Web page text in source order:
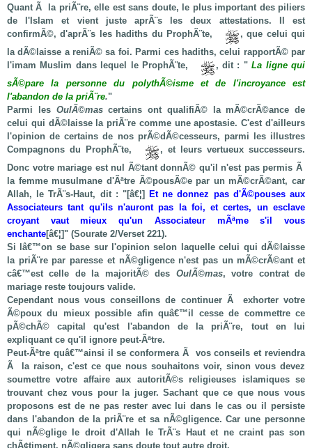
Quant Ã la priÃ¨re, elle est sans doute, le plus important des piliers
de l'Islam et vient juste aprÃ¨s les deux attestations. Il est
confirmÃ©, d'aprÃ¨s les hadiths du ProphÃ¨te,
, que celui qui
la dÃ©laisse a reniÃ© sa foi. Parmi ces hadiths, celui rapportÃ© par
l'imam Muslim dans lequel le ProphÃ¨te,
, dit : "La ligne qui
sÃ©pare la personne du polythÃ©isme et de l'incroyance est
l'abandon de la priÃ¨re."
Parmi les OulÃ©mascertains ont qualifiÃ© la mÃ©crÃ©ance de
celui qui dÃ©laisse la priÃ¨re comme une apostasie. C'est d'ailleurs
l'opinion de certains de nos prÃ©dÃ©cesseurs, parmi les illustres
Compagnons du ProphÃ¨te,
, et leurs vertueux successeurs.
Donc votre mariage est nul Ã©tant donnÃ© qu'il n'est pas permis Ã
la femme musulmane d'Ãªtre Ã©pousÃ©e par un mÃ©crÃ©ant, car
Allah, le TrÃ¨s-Haut, dit : "[â€¦]
Et ne donnez pas d'Ã©pouses aux
Associateurs tant qu'ils n'auront pas la foi, et certes, un esclave
croyant vaut mieux qu'un Associateur mÃªme s'il vous
enchante[â€¦]" (Sourate 2/Verset 221).
Si lâ€™on se base sur l'opinion selon laquelle celui qui dÃ©laisse
la priÃ¨re par paresse et nÃ©gligence n'est pas un mÃ©crÃ©ant et
câ€™est celle de la majoritÃ© des OulÃ©mas, votre contrat de
mariage reste toujours valide.
Cependant nous vous conseillons de continuer Ã exhorter votre
Ã©poux du mieux possible afin quâ€™il cesse de commettre ce
pÃ©chÃ© capital qu'est l'abandon de la priÃ¨re, tout en lui
expliquant ce qu'il ignore peut-Ãªtre.
Peut-Ãªtre quâ€™ainsi il se conformera Ã vos conseils et reviendra
Ã la raison, c'est ce que nous souhaitons voir, sinon vous devez
soumettre votre affaire aux autoritÃ©s religieuses islamiques se
trouvant chez vous pour la juger. Sachant que ce que nous vous
proposons est de ne pas rester avec lui dans le cas ou il persiste
dans l'abandon de la priÃ¨re et sa nÃ©gligence. Car une personne
qui nÃ©glige le droit d'Allah le TrÃ¨s Haut et ne craint pas son
chÃ¢timent, nÃ©gligera sans doute tout autre droit.